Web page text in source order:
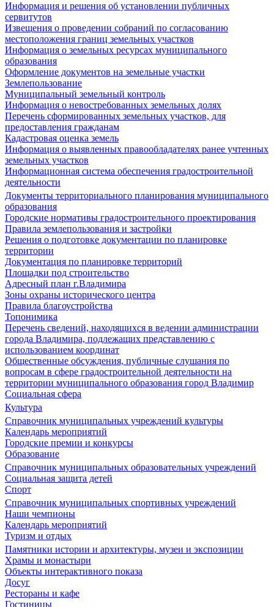
Информация и решения об установлении публичных
сервитутов
Извещения о проведении собраний по согласованию
местоположения границ земельных участков
Информация о земельных ресурсах муниципального
образования
Оформление документов на земельные участки
Землепользование
Муниципальный земельный контроль
Информация о невостребованных земельных долях
Перечень сформированных земельных участков, для
предоставления гражданам
Кадастровая оценка земель
Информация о выявленных правообладателях ранее учтенных
земельных участков
Информационная система обеспечения градостроительной
деятельности
Документы территориального планирования муниципального
образования
Городские нормативы градостроительного проектирования
Правила землепользования и застройки
Решения о подготовке документации по планировке
территории
Документация по планировке территорий
Площадки под строительство
Адресный план г.Владимира
Зоны охраны исторического центра
Правила благоустройства
Топонимика
Перечень сведений, находящихся в ведении администрации
города Владимира, подлежащих представлению с
использованием координат
Общественные обсуждения, публичные слушания по
вопросам в сфере градостроительной деятельности на
территории муниципального образования город Владимир
Социальная сфера
Культура
Справочник муниципальных учреждений культуры
Календарь мероприятий
Городские премии и конкурсы
Образование
Справочник муниципальных образовательных учреждений
Социальная защита детей
Спорт
Справочник муниципальных спортивных учреждений
Наши чемпионы
Календарь мероприятий
Туризм и отдых
Памятники истории и архитектуры, музеи и экспозиции
Храмы и монастыри
Объекты интерактивного показа
Досуг
Рестораны и кафе
Гостиницы